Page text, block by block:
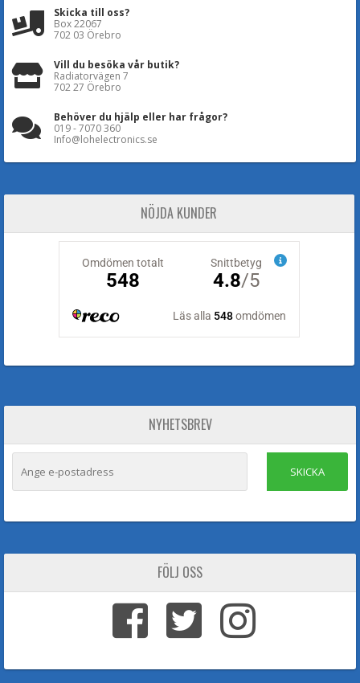
Skicka till oss?
Box 22067
702 03 Örebro
Vill du besöka vår butik?
Radiatorvägen 7
702 27 Örebro
Behöver du hjälp eller har frågor?
019 - 7070 360
Info@lohelectronics.se
NÖJDA KUNDER
NYHETSBREV
SKICKA
FÖLJ OSS